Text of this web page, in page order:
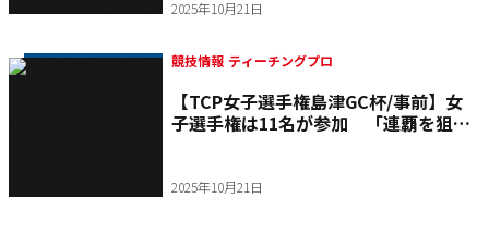
2025年10月21日
競技情報 ティーチングプロ
【TCP女子選手権島津GC杯/事前】女
子選手権は11名が参加 「連覇を狙え
2025年10月21日